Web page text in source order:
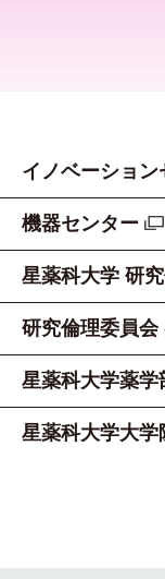
イノベーション
機器センター
星薬科大学 研
研究倫理委員会
星薬科大学薬学
星薬科大学大学